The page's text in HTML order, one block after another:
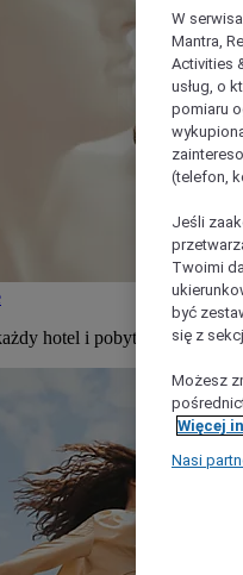
hotel i pobyt w Mercure
W
Mantra,
Activities
usług, o
pomiaru
(telefon,
Jeśli
Twoimi
być
się z
Możesz
Więcej
Nasi